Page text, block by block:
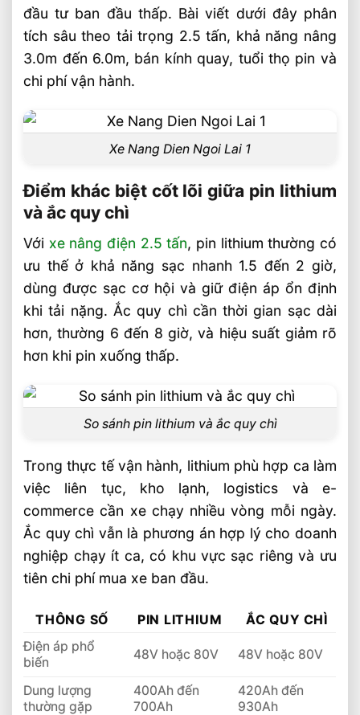
Liên hệ mua sản phẩm
Bài Viết Liên Quan
Sai Lầm Phổ Biến Khi Chọn Xe Nâng Điện
Cần Tránh Ngay
Chọn Loại Bánh Xe Nâng Điện Theo Môi
Trường Làm Việc Phù Hợp
Chọn Tải Trọng Xe Nâng Điện Theo
Chọn Xe Nâng Điện Theo Ngành Phù
Hợp Từng Ứng Dụng
Chọn Xe Nâng Điện Phù Hợp Theo Từng
Loại Pallet Tối Ưu Nhất
Chọn Xe Nâng Điện Phù Hợp Theo Chiều
Cao Kệ Hàng Chuẩn Nhất
Xe Nâng Điện Reach Truck 1.8 Tấn Lựa
Chọn Tối Ưu Cho Logistics
Ưu Điểm Gì
đầu tư ban đầu thấp. Bài viết dưới đây phân
tích sâu theo tải trọng 2.5 tấn, khả năng nâng
3.0m đến 6.0m, bán kính quay, tuổi thọ pin và
chi phí vận hành.
Xe Nang Dien Ngoi Lai 1
Điểm khác biệt cốt lõi giữa pin lithium
và ắc quy chì
Với xe nâng điện 2.5 tấn, pin lithium thường có
ưu thế ở khả năng sạc nhanh 1.5 đến 2 giờ,
dùng được sạc cơ hội và giữ điện áp ổn định
khi tải nặng. Ắc quy chì cần thời gian sạc dài
hơn, thường 6 đến 8 giờ, và hiệu suất giảm rõ
hơn khi pin xuống thấp.
So sánh pin lithium và ắc quy chì
Trong thực tế vận hành, lithium phù hợp ca làm
việc liên tục, kho lạnh, logistics và e-
commerce cần xe chạy nhiều vòng mỗi ngày.
Ắc quy chì vẫn là phương án hợp lý cho doanh
nghiệp chạy ít ca, có khu vực sạc riêng và ưu
tiên chi phí mua xe ban đầu.
THÔNG SỐ PIN LITHIUM
ẮC QUY CHÌ
Điện áp phổ
biến
48V hoặc 80V 48V hoặc 80V
Dung lượng
thường gặp
400Ah đến
700Ah
420Ah đến
930Ah